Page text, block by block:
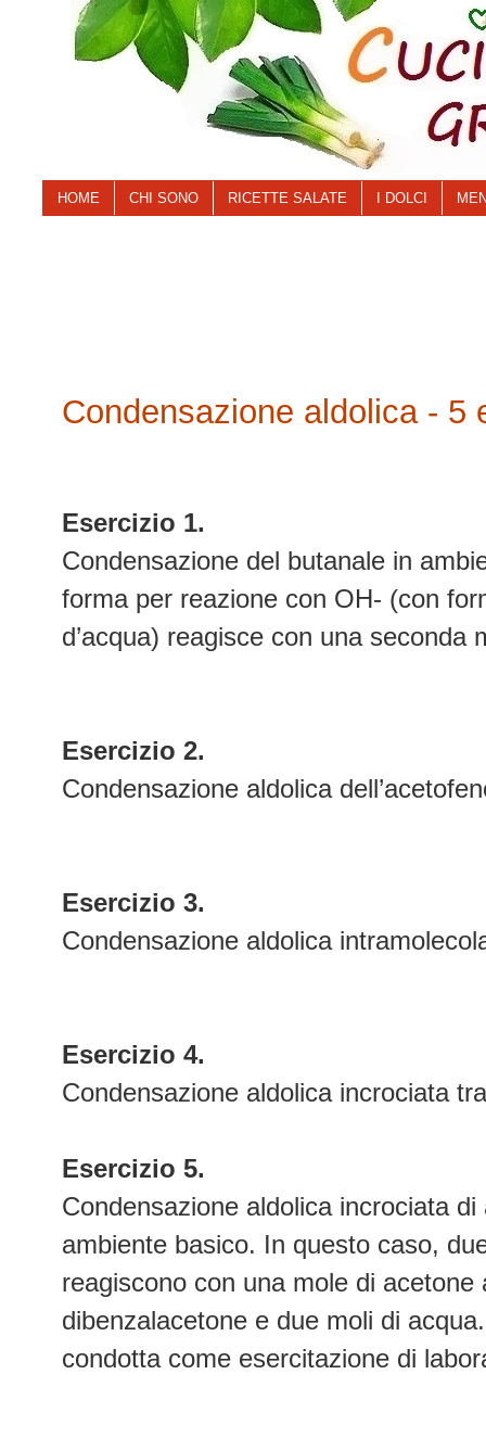
HOME CHI SONO RICETTE SALATE I DOLCI
Condensazione aldolica - 5
Esercizio 1.
Condensazione del butanale in
forma per reazione con OH- (con
d’acqua) reagisce con una seconda
Esercizio 2.
Condensazione aldolica
Esercizio 3.
Condensazione aldolica
Esercizio 4.
Condensazione aldolica incrociata
Esercizio 5.
Condensazione aldolica incrociata
ambiente basico. In questo caso,
reagiscono con una mole di acetone
dibenzalacetone e due moli di
condotta come esercitazione di